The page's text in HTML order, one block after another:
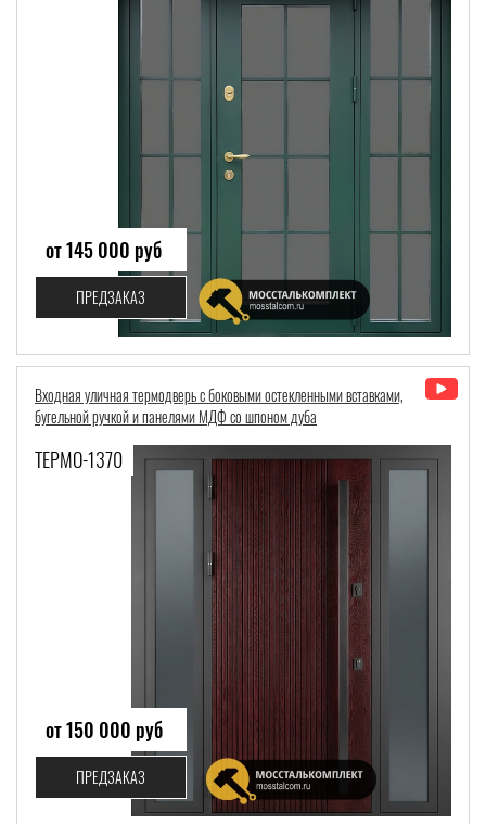
от 145 000 руб
ПРЕДЗАКАЗ
Входная уличная термодверь с боковыми остекленными вставками,
бугельной ручкой и панелями МДФ со шпоном дуба
ТЕРМО-1370
от 150 000 руб
ПРЕДЗАКАЗ